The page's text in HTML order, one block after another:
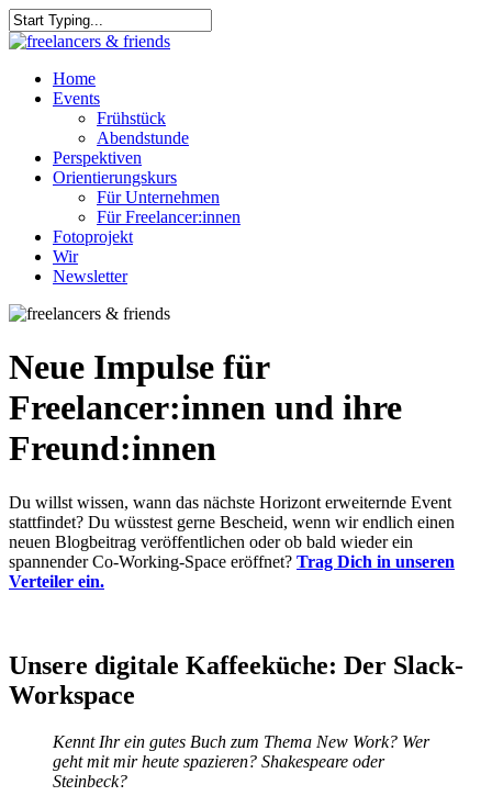
Skip
to
content
Close
Menu
Home
Events
Frühstück
Abendstunde
Perspektiven
Orientierungskurs
Für Unternehmen
Für Freelancer:innen
Fotoprojekt
Wir
Newsletter
Neue Impulse für
Freelancer:innen und ihre
Freund:innen
Du willst wissen, wann das nächste Horizont erweiternde Event
stattfindet? Du wüsstest gerne Bescheid, wenn wir endlich einen
neuen Blogbeitrag veröffentlichen oder ob bald wieder ein
spannender Co-Working-Space eröffnet? Trag Dich in unseren
Verteiler ein.
Unsere digitale Kaffeeküche: Der Slack-
Workspace
Kennt Ihr ein gutes Buch zum Thema New Work? Wer
geht mit mir heute spazieren? Shakespeare oder
Steinbeck?